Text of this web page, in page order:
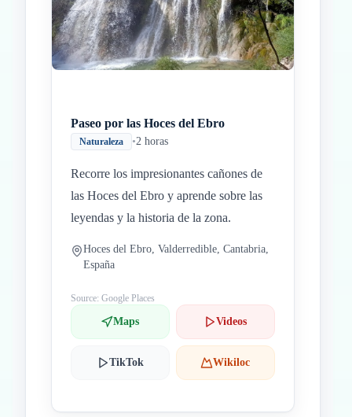
Paseo por las Hoces del Ebro
Naturaleza •2 horas
Recorre los impresionantes cañones de
las Hoces del Ebro y aprende sobre las
leyendas y la historia de la zona.
Hoces del Ebro, Valderredible, Cantabria,
España
Source: Google Places
Maps Videos
TikTok Wikiloc